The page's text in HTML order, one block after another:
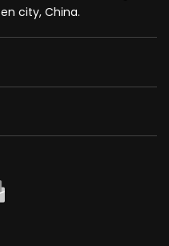
city, China.